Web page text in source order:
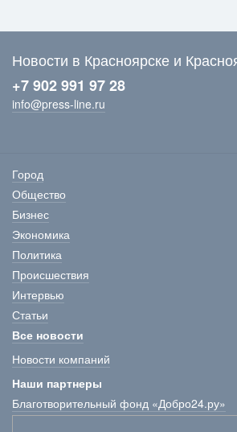
Новости в Красноярске и
+7 902 991 97 28
info@press-line.ru
Город
Общество
Бизнес
Экономика
Политика
Происшествия
Интервью
Статьи
Все новости
Новости компаний
Наши партнеры
Благотворительный фонд «Добро24.ру»